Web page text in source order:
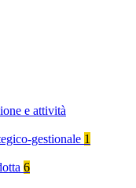
e attività
gestionale 1
6